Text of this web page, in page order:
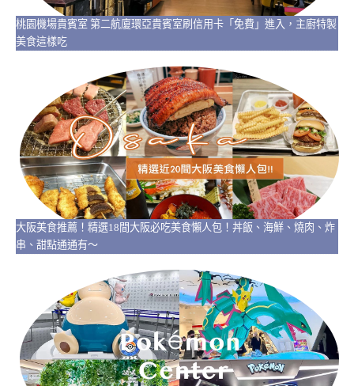
桃園機場貴賓室 第二航廈環亞貴賓室刷信用卡「免費」進入，主廚特製
美食這樣吃
大阪美食推薦！精選18間大阪必吃美食懶人包！丼飯、海鮮、燒肉、炸
串、甜點通通有～